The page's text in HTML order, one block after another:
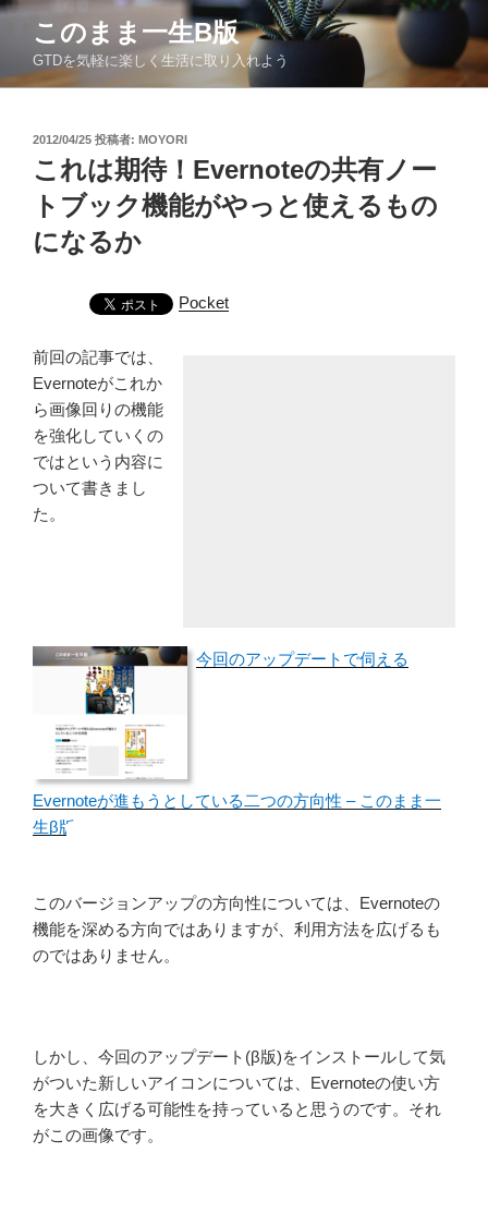
コ
ン
このまま一生Β版
GTDを気軽に楽しく生活に取り入れよう
投
稿
日:
2012/04/25 投稿者: MOYORI
これは期待！Evernoteの共有ノー
トブック機能がやっと使えるもの
になるか
Pocket
前回の記事では、
Evernoteがこれか
ら画像回りの機能
を強化していくの
ではという内容に
ついて書きまし
た。
今回のアップデートで伺える
Evernoteが進もうとしている二つの方向性 – このまま一
生β版
このバージョンアップの方向性については、Evernoteの
機能を深める方向ではありますが、利用方法を広げるも
のではありません。
しかし、今回のアップデート(β版)をインストールして気
がついた新しいアイコンについては、Evernoteの使い方
を大きく広げる可能性を持っていると思うのです。それ
がこの画像です。